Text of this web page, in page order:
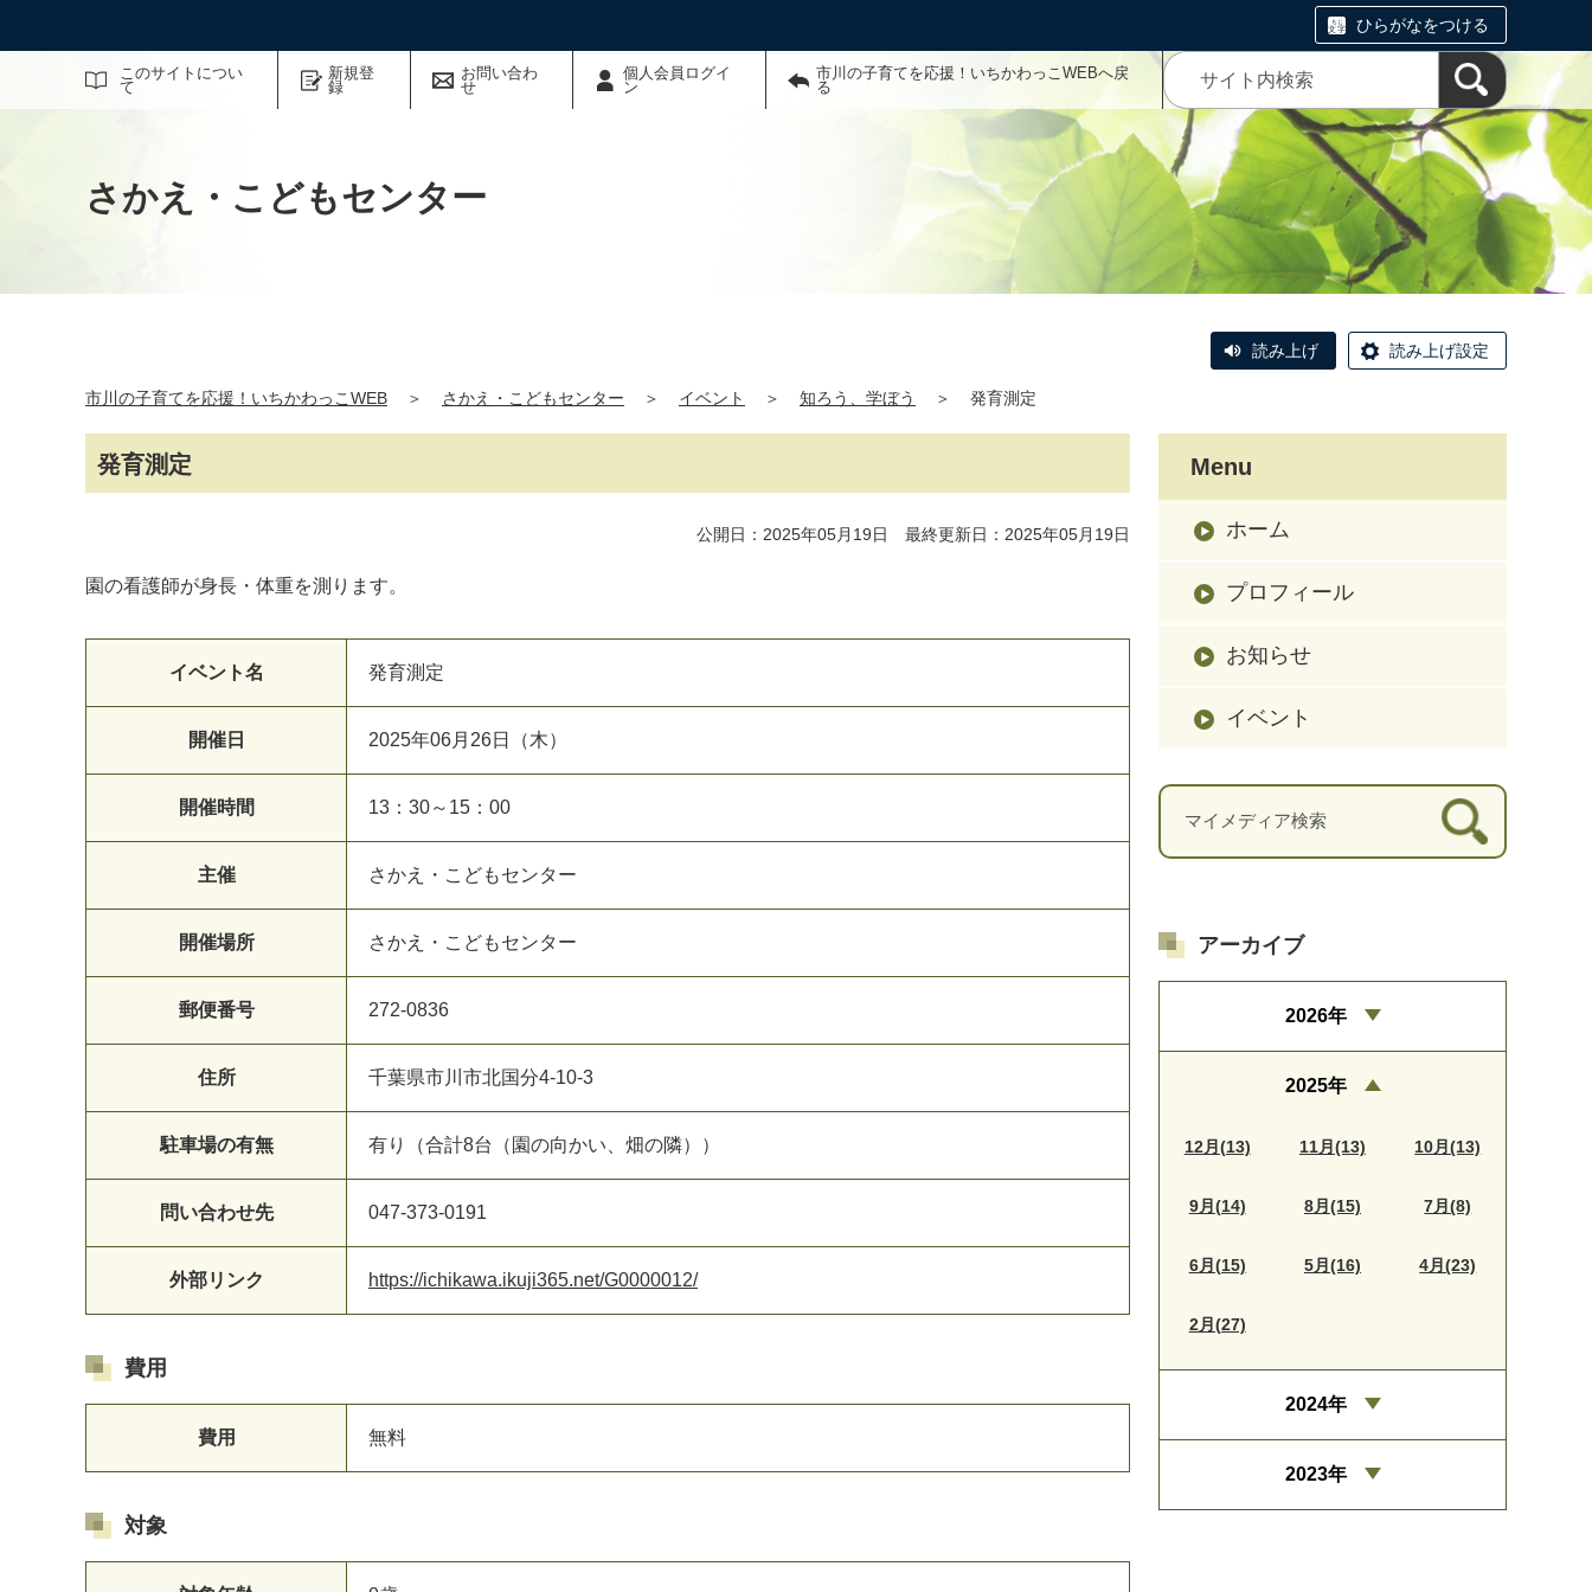
ひらがなをつける
このサイトについ
て
新規登
録
お問い合わ
せ
個人会員ログイ
ン
市川の子育てを応援！いちかわっこWEBへ戻
る
サイト内検索
さかえ・こどもセンター
読み上げ 読み上げ設定
市川の子育てを応援！いちかわっこWEB ＞ さかえ・こどもセンター ＞ イベント ＞ 知ろう、学ぼう ＞ 発育測定
発育測定
公開日：2025年05月19日 最終更新日：2025年05月19日
園の看護師が身長・体重を測ります。
イベント名 発育測定
開催日 2025年06月26日（木）
開催時間 13：30～15：00
主催 さかえ・こどもセンター
開催場所 さかえ・こどもセンター
郵便番号 272-0836
住所 千葉県市川市北国分4-10-3
駐車場の有無 有り（合計8台（園の向かい、畑の隣））
問い合わせ先 047-373-0191
外部リンク https://ichikawa.ikuji365.net/G0000012/
費用
費用 無料
対象
Menu
ホーム
プロフィール
お知らせ
イベント
アーカイブ
2026年
2025年
12月(13) 11月(13) 10月(13)
9月(14) 8月(15) 7月(8)
6月(15) 5月(16) 4月(23)
2月(27)
2024年
2023年